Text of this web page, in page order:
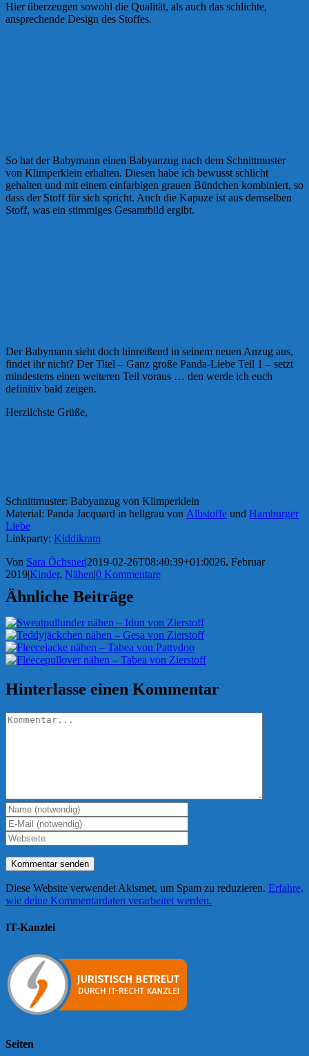
Hier überzeugen sowohl die Qualität, als auch das schlichte,
ansprechende Design des Stoffes.
So hat der Babymann einen Babyanzug nach dem Schnittmuster
von Klimperklein erhalten. Diesen habe ich bewusst schlicht
gehalten und mit einem einfarbigen grauen Bündchen kombiniert, so
dass der Stoff für sich spricht. Auch die Kapuze ist aus demselben
Stoff, was ein stimmiges Gesamtbild ergibt.
Der Babymann sieht doch hinreißend in seinem neuen Anzug aus,
findet ihr nicht? Der Titel – Ganz große Panda-Liebe Teil 1 – setzt
mindestens einen weiteren Teil voraus … den werde ich euch
definitiv bald zeigen.
Herzlichste Grüße,
Schnittmuster: Babyanzug von Klimperklein
Material: Panda Jacquard in hellgrau von Albstoffe und Hamburger
Liebe
Linkparty: Kiddikram
Von Sara Öchsner|2019-02-26T08:40:39+01:0026. Februar
2019|Kinder, Nähen|0 Kommentare
Ähnliche Beiträge
Hinterlasse einen Kommentar
Kommentar
Diese Website verwendet Akismet, um Spam zu reduzieren. Erfahre,
wie deine Kommentardaten verarbeitet werden.
IT-Kanzlei
Seiten